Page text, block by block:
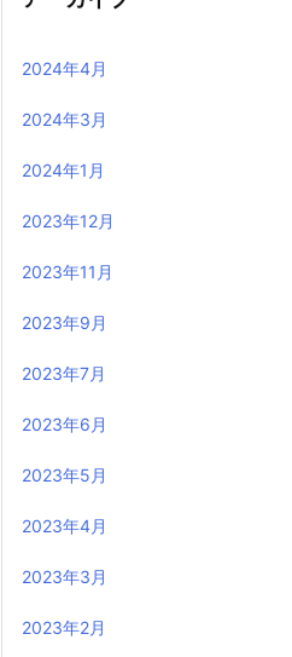
2024年4月
2024年3月
2024年1月
2023年12月
2023年11月
2023年9月
2023年7月
2023年6月
2023年5月
2023年4月
2023年3月
2023年2月